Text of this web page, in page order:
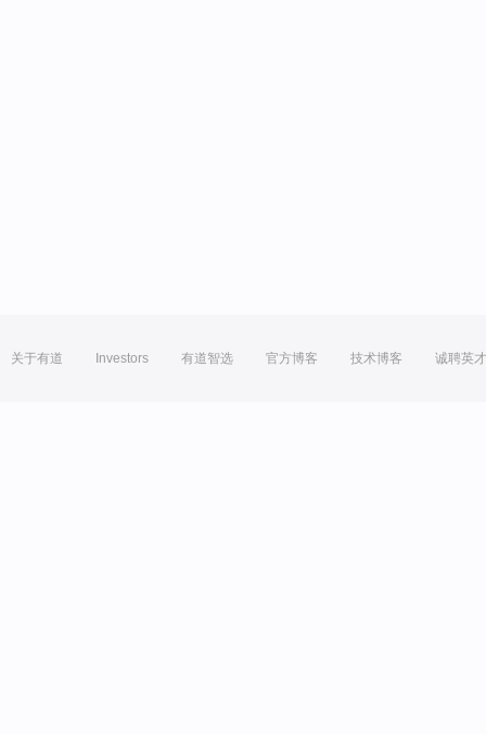
关于有道 Investors 有道智选 官方博客 技术博客 诚聘英才